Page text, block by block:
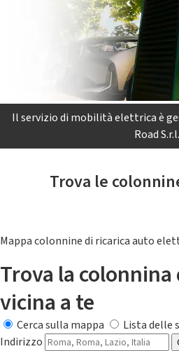
Il servizio di mobilità elettrica è
Road S.r.l.
Trova le
Mappa colonnine di ricarica auto
Trova la
vicina a te
Cerca sulla mappa
Lista delle
Indirizzo